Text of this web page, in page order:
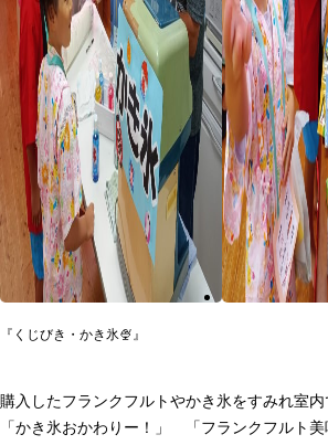
『くじびき・かき氷🍨』
購入したフランクフルトやかき氷をすみれ室内
「かき氷おかわりー！」 「フランクフルト美